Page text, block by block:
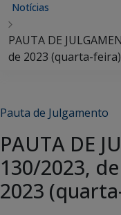
Notícias
PAUTA DE
de 2023 (quarta-feira)
Pauta de Julgamento
PAUTA DE
130/2023,
2023